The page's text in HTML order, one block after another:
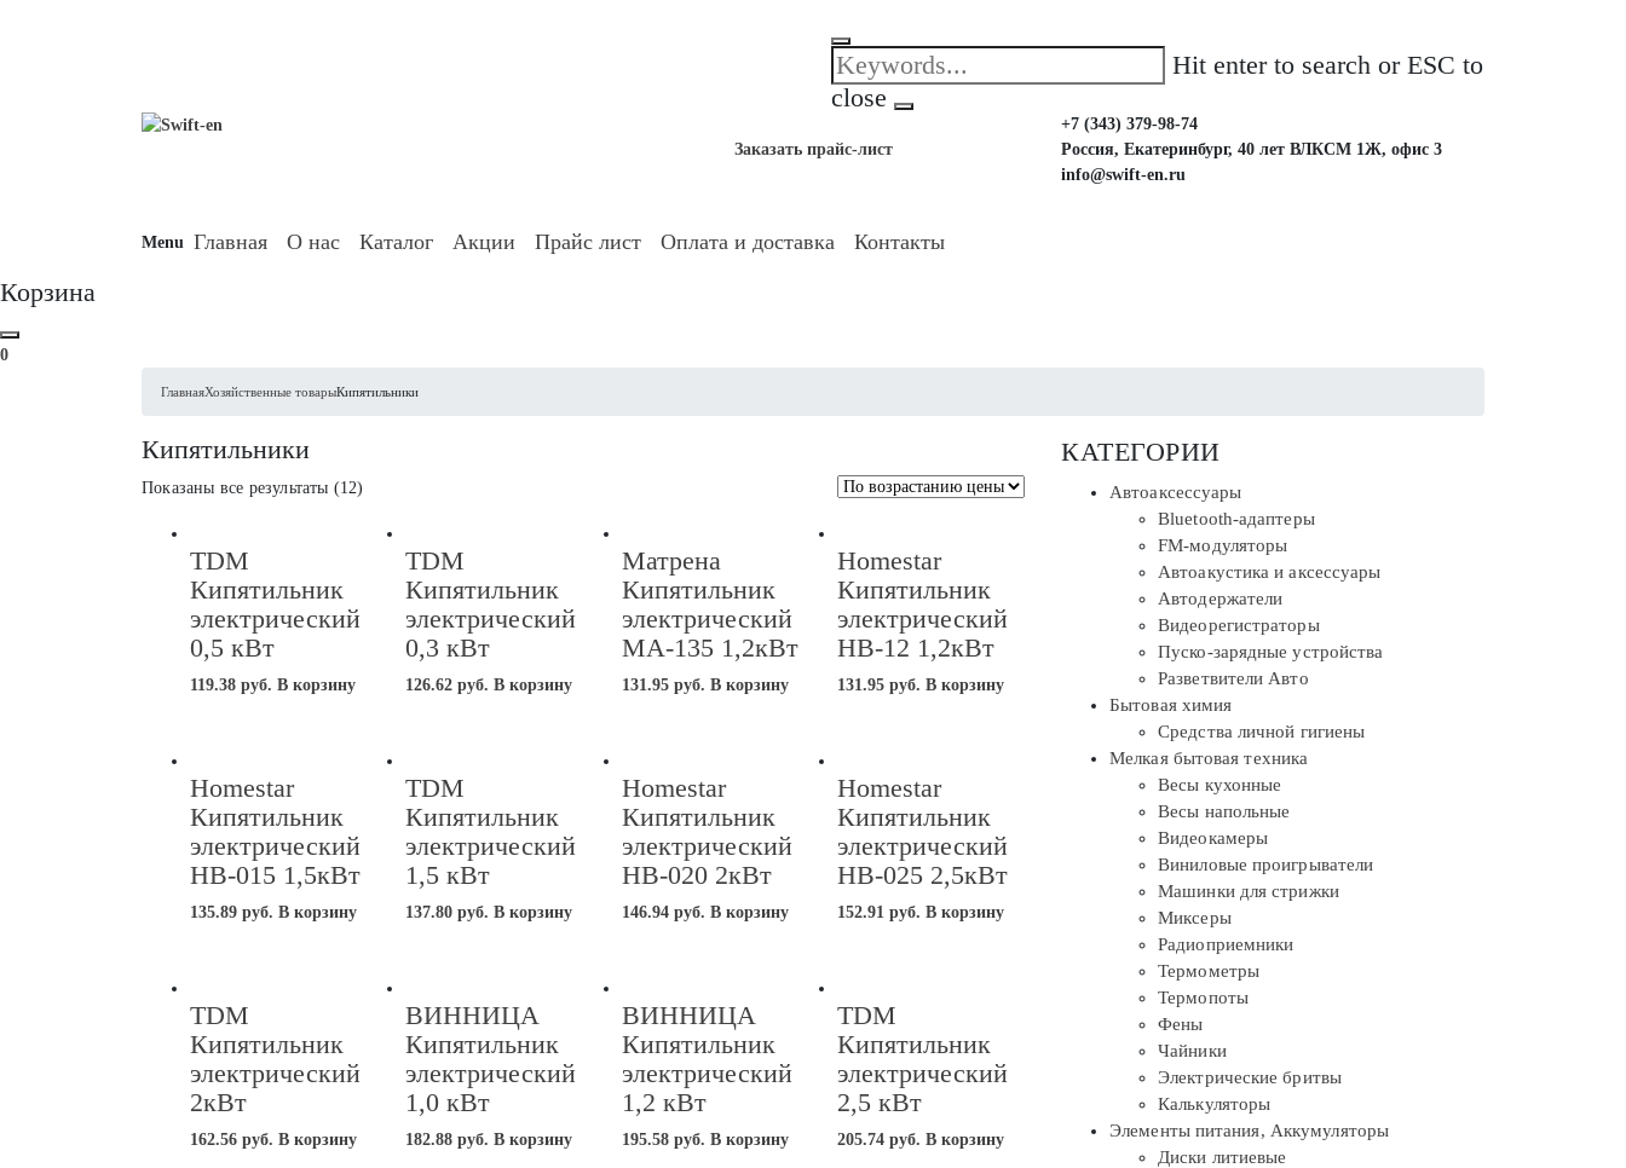
Hit enter to search or ESC to
close
Заказать прайс-лист
+7 (343) 379-98-74
Россия, Екатеринбург, 40 лет ВЛКСМ 1Ж, офис 3
info@swift-en.ru
Menu Главная О нас Каталог Акции Прайс лист Оплата и доставка Контакты
Корзина
0
ГлавнаяХозяйственные товарыКипятильники
Кипятильники
Показаны все результаты (12)
возрастанию
TDM
Кипятильник
электрический
0,5 кВт
119.38 руб. В корзину
TDM
Кипятильник
электрический
0,3 кВт
126.62 руб. В корзину
Матрена
Кипятильник
электрический
МА-135 1,2кВт
131.95руб. В корзину
Homestar
Кипятильник
электрический
HB-12 1,2кВт
131.95 руб. В корзину
Homestar
Кипятильник
электрический
HB-015 1,5кВт
135.89 руб. В корзину
TDM
Кипятильник
электрический
1,5 кВт
137.80 руб. В корзину
Homestar
Кипятильник
электрический
HB-020 2кВт
146.94руб. В корзину
Homestar
Кипятильник
электрический
HB-025 2,5кВт
152.91 руб. В корзину
TDM
Кипятильник
электрический
2кВт
162.56 руб. В корзину
ВИННИЦА
Кипятильник
электрический
1,0 кВт
182.88 руб. В корзину
ВИННИЦА
Кипятильник
электрический
1,2 кВт
195.58руб. В корзину
TDM
Кипятильник
электрический
2,5 кВт
205.74 руб. В корзину
КАТЕГОРИИ
Автоаксессуары
Bluetooth-адаптеры
FM-модуляторы
Автоакустика и аксессуары
Автодержатели
Видеорегистраторы
Пуско-зарядные устройства
Разветвители Авто
Бытовая химия
Средства личной гигиены
Мелкая бытовая техника
Весы кухонные
Весы напольные
Видеокамеры
Виниловые проигрыватели
Машинки для стрижки
Миксеры
Радиоприемники
Термометры
Термопоты
Фены
Чайники
Электрические бритвы
Калькуляторы
Элементы питания, Аккумуляторы
Диски литиевые